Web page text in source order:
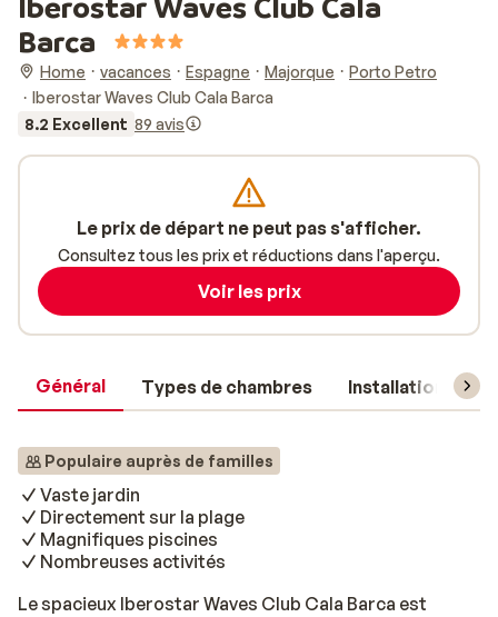
Barca
Home vacances Espagne Majorque
Porto Petro
Iberostar Waves Club Cala Barca
8.2 Excellent 89 avis
Général Types de chambres Installations
Populaire auprès de familles
Vaste jardin
Directement sur la plage
Magnifiques piscines
Nombreuses activités
Le spacieux Iberostar Waves Club Cala Barca est
Le prix de départ ne peut pas s'afficher.
Consultez tous les prix et réductions dans l'aperçu.
Voir les prix